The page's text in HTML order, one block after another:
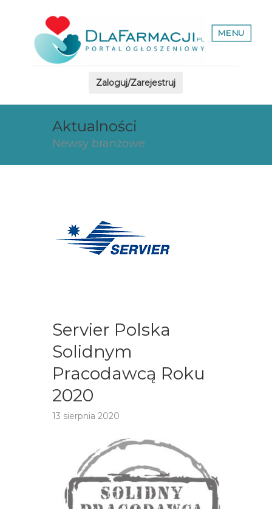
MENU
Zaloguj/Zarejestruj
Aktualności
Newsy branżowe
Servier Polska
Solidnym
Pracodawcą Roku
2020
13 sierpnia 2020